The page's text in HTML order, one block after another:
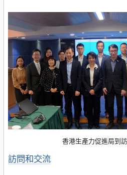
香港生產力促進局到
分
訪問和交流